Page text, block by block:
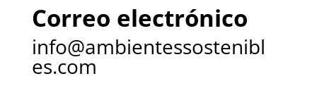
Correo electrónico
info@ambientessostenibl
es.com